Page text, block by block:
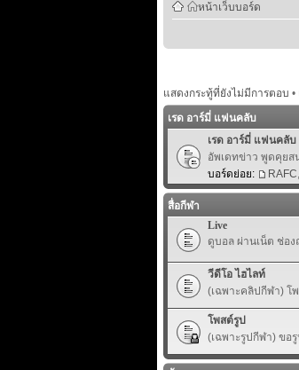
หน้าเว็บบอร์ด
แสดงกระทู้ที่ยังไม่มีการตอบ •
เรด อาร์มี่ แฟนคลับ
เรด อาร์มี่ แฟนคลับ
อัพเดทข่าว พูดคุยส
บอร์ดย่อย:
RAFC,
สื่อกีฬา
Live
ดูบอล ผ่านเน็ต ช่อง
วีดีโอ ไฮไลท์
(เฉพาะคลิปกีฬา) โ
โพสต์รูป
(เฉพาะรูปกีฬา) ขอ